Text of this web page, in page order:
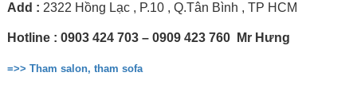
Add : 2322 Hồng Lạc , P.10 , Q.Tân Bình , TP HCM
Hotline : 0903 424 703 – 0909 423 760 Mr Hưng
=>> Tham salon, tham sofa